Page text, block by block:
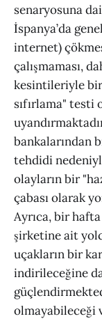
senaryosuna
İspanya’da
internet)
çalışmaması,
kesintileriyle
sıfırlama" testi
bankalarından
tehdidi
olayların bir
çabası olarak
Ayrıca, bir
şirketine ait
uçakların bir
indirileceğine
olmayabileceği